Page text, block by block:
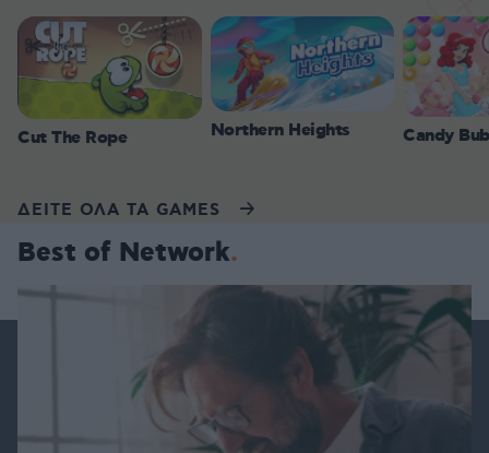
Cut The Rope Northern Heights Candy
ΔΕΙΤΕ ΟΛΑ ΤΑ GAMES
Best of Network